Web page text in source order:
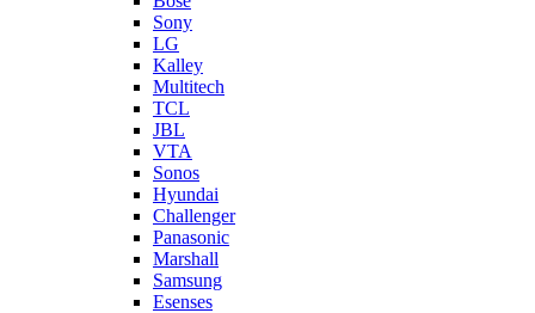
Sony
LG
Kalley
Multitech
TCL
JBL
VTA
Sonos
Hyundai
Challenger
Panasonic
Marshall
Samsung
Esenses